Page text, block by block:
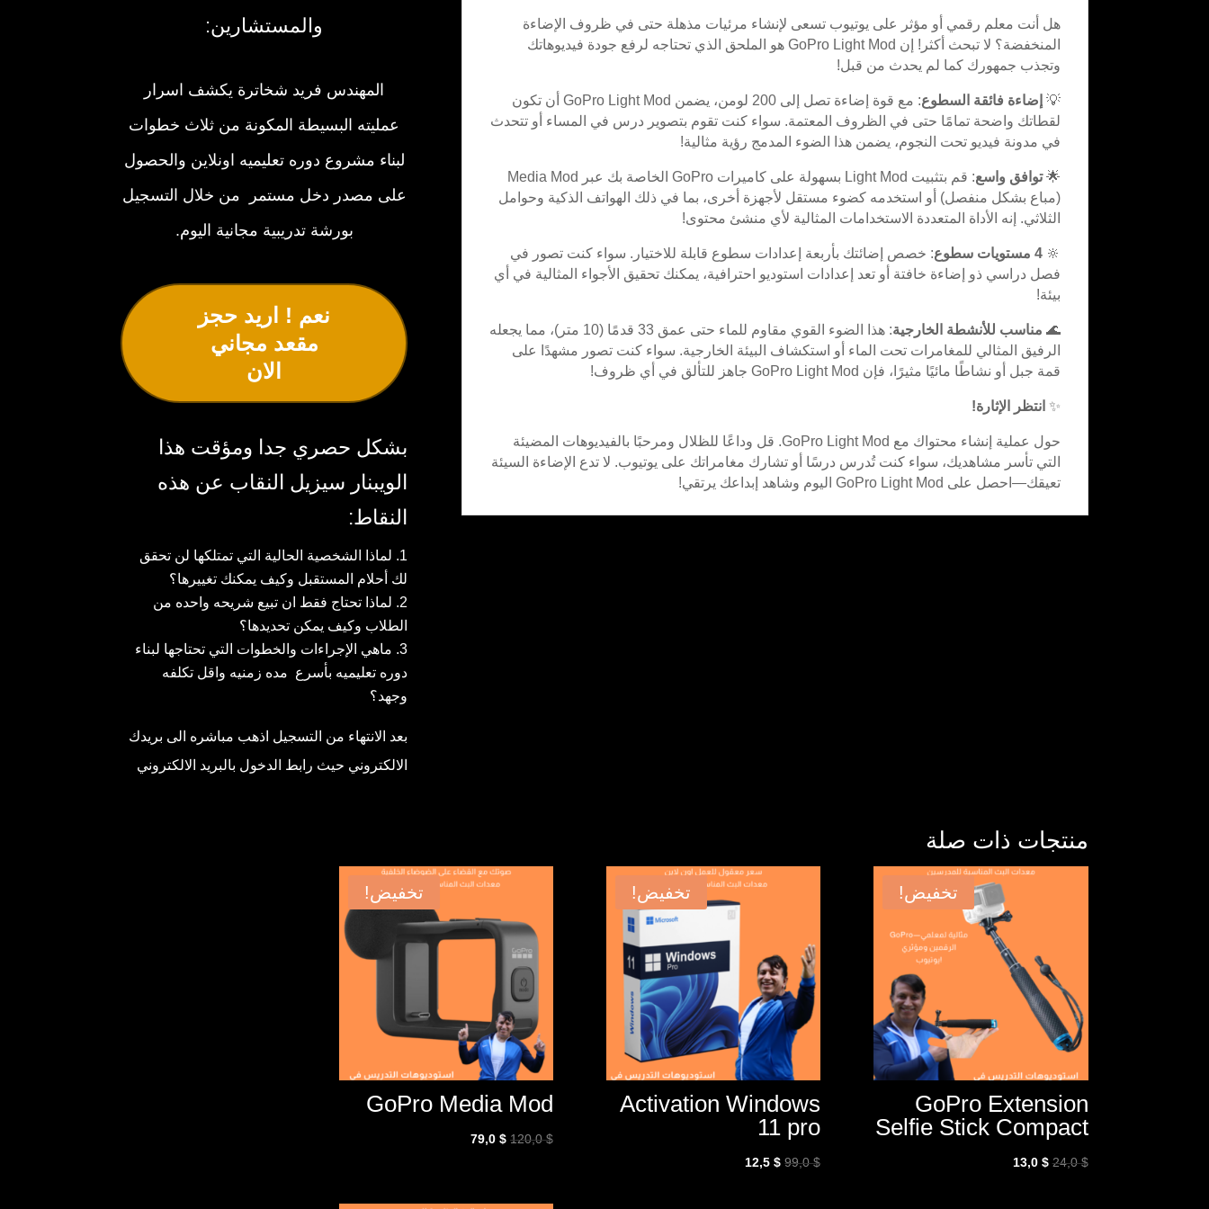
والمستشارين:
المهندس فريد شخاترة يكشف اسرار
عمليته البسيطة المكونة من ثلاث خطوات
لبناء مشروع دوره تعليميه اونلاين والحصول
على مصدر دخل مستمر من خلال التسجيل
بورشة تدريبية مجانية اليوم.
نعم ! اريد حجز
مقعد مجاني
الان
بشكل حصري جدا ومؤقت هذا
الويبنار سيزيل النقاب عن هذه
النقاط:
لماذا الشخصية الحالية التي تمتلكها لن تحقق
لك أحلام المستقبل وكيف يمكنك تغييرها؟
لماذا تحتاج فقط ان تبيع شريحه واحده من
الطلاب وكيف يمكن تحديدها؟
ماهي الإجراءات والخطوات التي تحتاجها لبناء
دوره تعليميه بأسرع مده زمنيه واقل تكلفه
وجهد؟
بعد الانتهاء من التسجيل اذهب مباشره الى بريدك
الالكتروني حيث رابط الدخول بالبريد الالكتروني
هل أنت معلم رقمي أو مؤثر على يوتيوب تسعى لإنشاء مرئيات مذهلة حتى في ظروف الإضاءة
المنخفضة؟ لا تبحث أكثر! إن GoPro Light Mod هو الملحق الذي تحتاجه لرفع جودة فيديوهاتك
وتجذب جمهورك كما لم يحدث من قبل!
💡 إضاءة فائقة السطوع
: مع قوة إضاءة تصل إلى 200 لومن، يضمن GoPro Light Mod أن تكون
لقطاتك واضحة تمامًا حتى في الظروف المعتمة. سواء كنت تقوم بتصوير درس في المساء أو تتحدث
في مدونة فيديو تحت النجوم، يضمن هذا الضوء المدمج رؤية مثالية!
🌟توافق واسع
: قم بتثبيت Light Mod بسهولة على كاميرات GoPro الخاصة بك عبر Media Mod
(مباع بشكل منفصل) أو استخدمه كضوء مستقل لأجهزة أخرى، بما في ذلك الهواتف الذكية وحوامل
الثلاثي. إنه الأداة المتعددة الاستخدامات المثالية لأي منشئ محتوى!
🔆4 مستويات سطوع
: خصص إضائتك بأربعة إعدادات سطوع قابلة للاختيار. سواء كنت تصور في
فصل دراسي ذو إضاءة خافتة أو تعد إعدادات استوديو احترافية، يمكنك تحقيق الأجواء المثالية في أي
بيئة!
🌊 مناسب للأنشطة الخارجية
: هذا الضوء القوي مقاوم للماء حتى عمق 33 قدمًا (10 متر)، مما يجعله
الرفيق المثالي للمغامرات تحت الماء أو استكشاف البيئة الخارجية. سواء كنت تصور مشهدًا على
قمة جبل أو نشاطًا مائيًا مثيرًا، فإن GoPro Light Mod جاهز للتألق في أي ظروف!
✨ انتظر الإثارة!
حول عملية إنشاء محتواك مع GoPro Light Mod. قل وداعًا للظلال ومرحبًا بالفيديوهات المضيئة
التي تأسر مشاهديك، سواء كنت تُدرس درسًا أو تشارك مغامراتك على يوتيوب. لا تدع الإضاءة السيئة
تعيقك—احصل على GoPro Light Mod اليوم وشاهد إبداعك يرتقي!
منتجات ذات صلة
تخفيض!
GoPro Extension
Selfie Stick Compact
24,0$
السعر
13,0 $
تخفيض!
Activation Windows
11 pro
99,0$
السعر
12,5$
السعر
تخفيض!
GoPro Media Mod
120,0$
السعر
79,0$
السعر